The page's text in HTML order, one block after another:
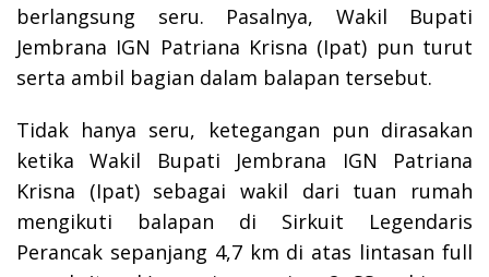
berlangsung seru. Pasalnya, Wakil Bupati
Jembrana IGN Patriana Krisna (Ipat) pun turut
serta ambil bagian dalam balapan tersebut.
Tidak hanya seru, ketegangan pun dirasakan
ketika Wakil Bupati Jembrana IGN Patriana
Krisna (Ipat) sebagai wakil dari tuan rumah
mengikuti balapan di Sirkuit Legendaris
Perancak sepanjang 4,7 km di atas lintasan full